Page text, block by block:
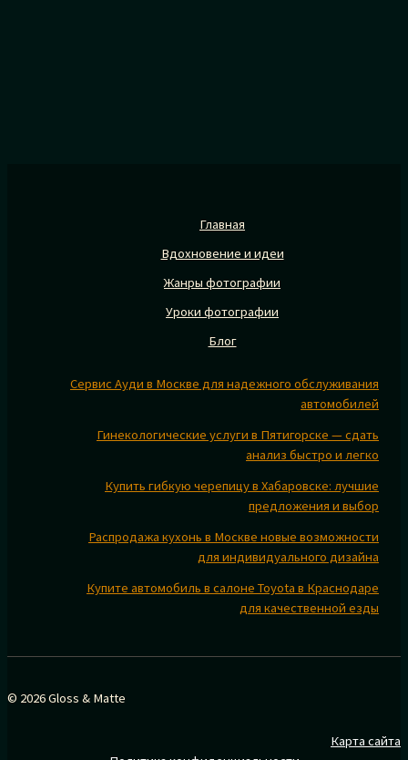
Главная
Вдохновение и идеи
Жанры фотографии
Уроки фотографии
Блог
Сервис Ауди в Москве для надежного обслуживания
автомобилей
Гинекологические услуги в Пятигорске — сдать
анализ быстро и легко
Купить гибкую черепицу в Хабаровске: лучшие
предложения и выбор
Распродажа кухонь в Москве новые возможности
для индивидуального дизайна
Купите автомобиль в салоне Toyota в Краснодаре
для качественной езды
© 2026 Gloss & Matte
Карта сайта